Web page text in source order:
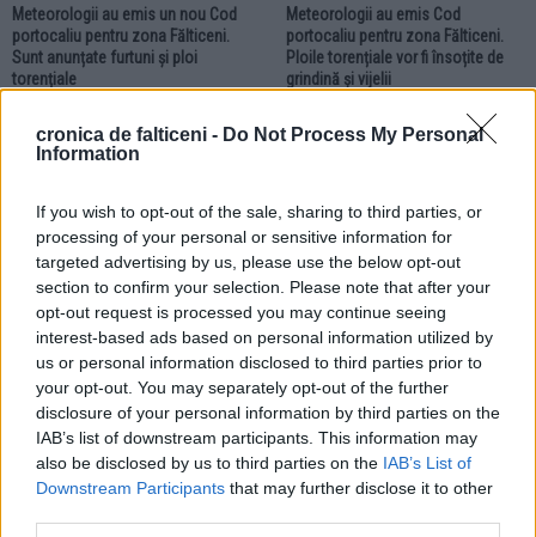
cronica de falticeni - Do Not Process My Personal
Information
If you wish to opt-out of the sale, sharing to third parties, or
processing of your personal or sensitive information for
targeted advertising by us, please use the below opt-out
section to confirm your selection. Please note that after your
opt-out request is processed you may continue seeing
interest-based ads based on personal information utilized by
us or personal information disclosed to third parties prior to
your opt-out. You may separately opt-out of the further
disclosure of your personal information by third parties on the
IAB’s list of downstream participants. This information may
also be disclosed by us to third parties on the IAB’s List of
Downstream Participants that may further disclose it to other
Meteorologii au emis un nou Cod
portocaliu pentru zona Fălticeni.
Sunt anunțate furtuni și ploi
torențiale
Meteorologii au emis Cod
portocaliu pentru zona Fălticeni.
Ploile torențiale vor fi însoțite de
grindină și vijelii
ACTUALITATE
07.07.2026
Meteorologii au emis două Coduri
galbene pentru zona Fălticeni. Sunt
anunțate ploi torențiale și vijelii
ACTUALITATE ACTUALITATE